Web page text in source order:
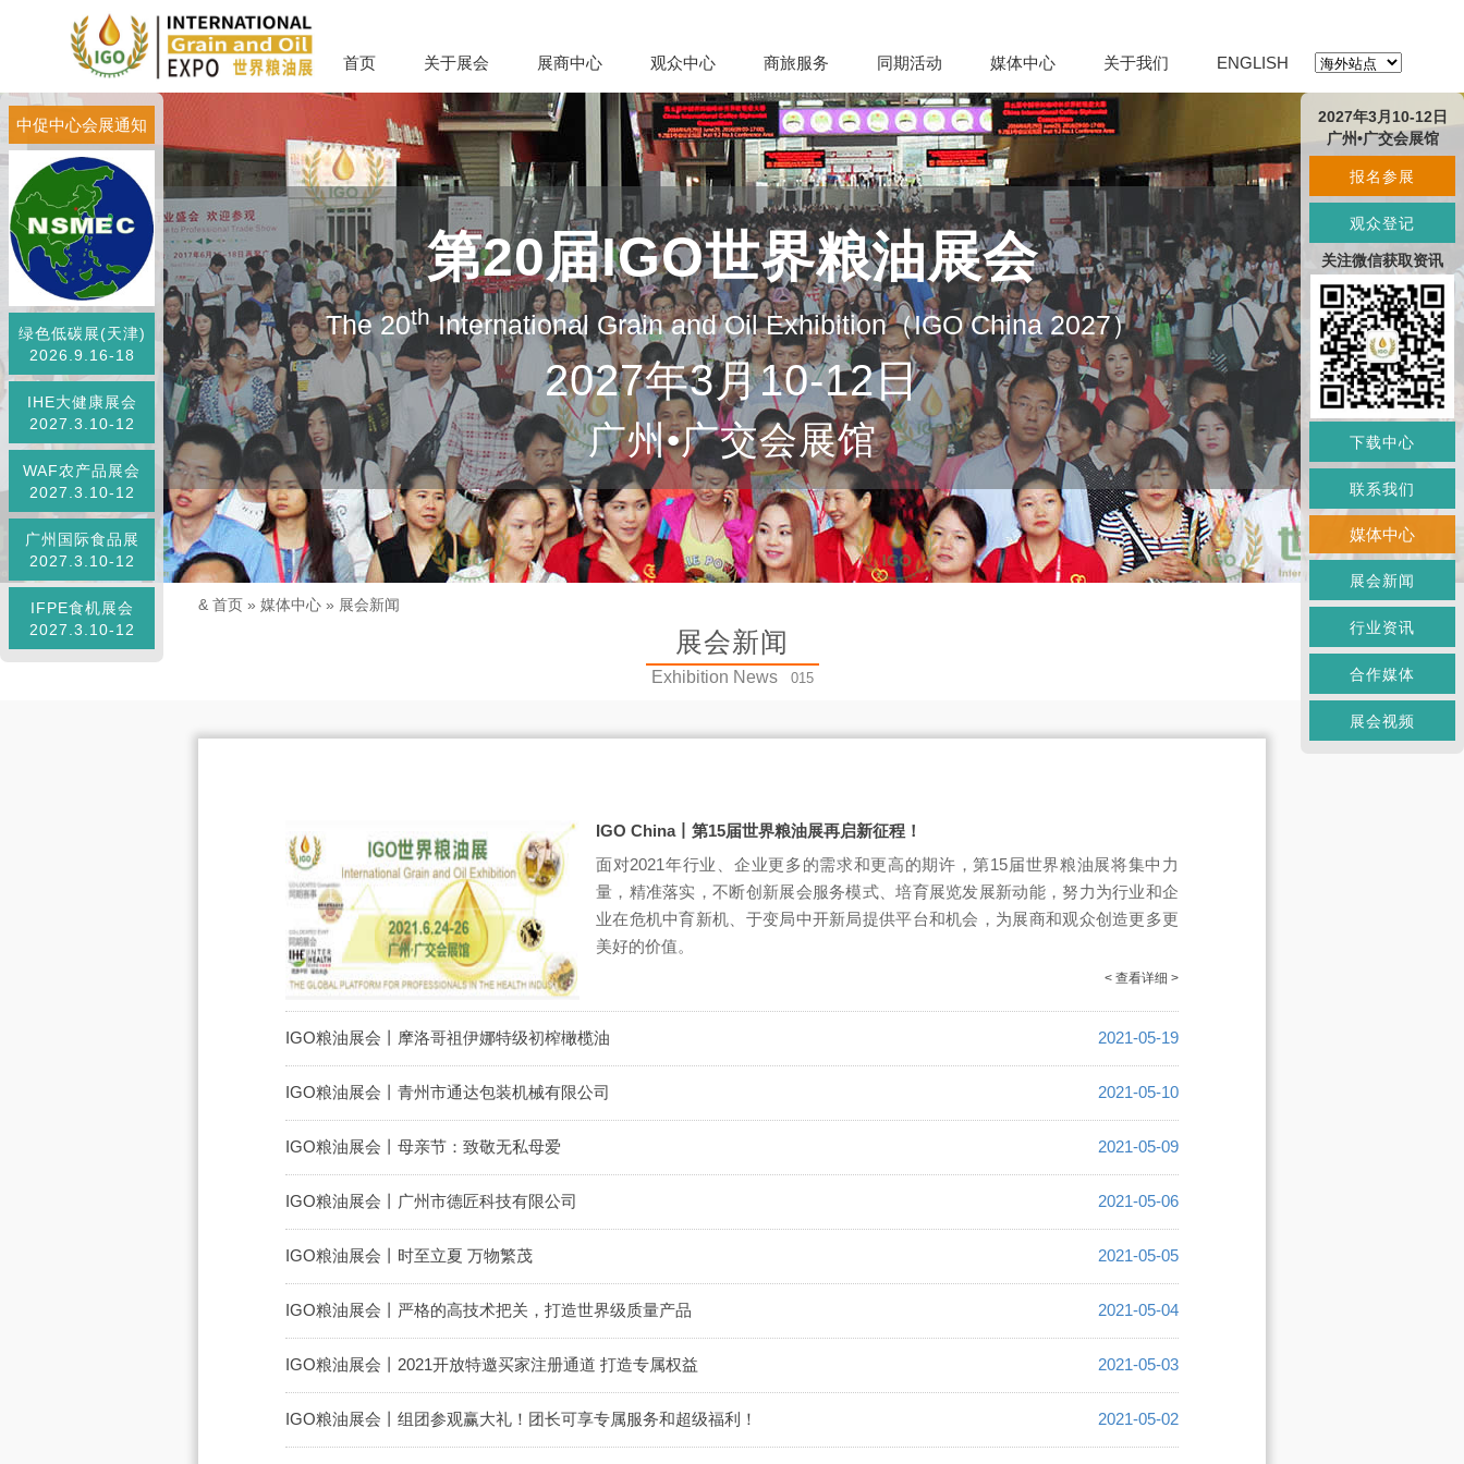
首页 关于展会 展商中心 观众中心 商旅服务 同期活动 媒体中心 关于我们 ENGLISH
第20届IGO世界粮油展会
The 20thInternational Grain and Oil Exhibition（IGO China 2027）
2027年3月10-12日
广州•广交会展馆
中促中心会展通知
绿色低碳展(天津)
2026.9.16-18
IHE大健康展会
2027.3.10-12
WAF农产品展会
2027.3.10-12
广州国际食品展
2027.3.10-12
IFPE食机展会
2027.3.10-12
& 首页 » 媒体中心 » 展会新闻
展会新闻
Exhibition News 015
IGO China丨第15届世界粮油展再启新征程！
面对2021年行业、企业更多的需求和更高的期许，第15届世界粮油展将集中力
量，精准落实，不断创新展会服务模式、培育展览发展新动能，努力为行业和企
业在危机中育新机、于变局中开新局提供平台和机会，为展商和观众创造更多更
美好的价值。
< 查看详细 >
IGO粮油展会丨摩洛哥祖伊娜特级初榨橄榄油 2021-05-19
IGO粮油展会丨青州市通达包装机械有限公司 2021-05-10
IGO粮油展会丨母亲节：致敬无私母爱 2021-05-09
IGO粮油展会丨广州市德匠科技有限公司 2021-05-06
IGO粮油展会丨时至立夏 万物繁茂 2021-05-05
IGO粮油展会丨严格的高技术把关，打造世界级质量产品 2021-05-04
IGO粮油展会丨2021开放特邀买家注册通道 打造专属权益 2021-05-03
IGO粮油展会丨组团参观赢大礼！团长可享专属服务和超级福利！ 2021-05-02
2027年3月10-12日
广州•广交会展馆
报名参展
观众登记
关注微信获取资讯
下载中心
联系我们
媒体中心
展会新闻
行业资讯
合作媒体
展会视频